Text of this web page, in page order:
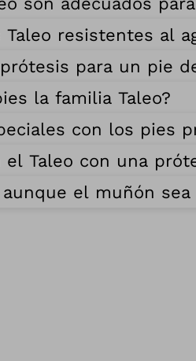
resistentes al
para un pie
la familia Taleo?
con los pies
Taleo con una
el muñón sea